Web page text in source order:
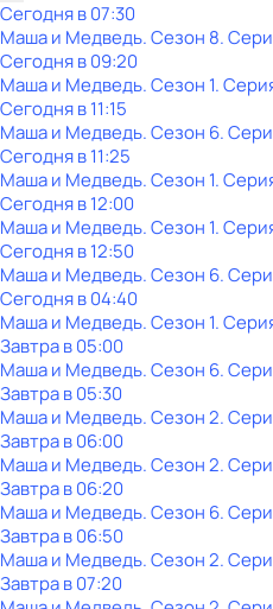
Сегодня в 07:30
Маша и Медведь. Сезон 8.
Сегодня в 09:20
Маша и Медведь. Сезон 1.
Сегодня в 11:15
Маша и Медведь. Сезон 6.
Сегодня в 11:25
Маша и Медведь. Сезон 1.
Сегодня в 12:00
Маша и Медведь. Сезон 1.
Сегодня в 12:50
Маша и Медведь. Сезон 6.
Сегодня в 04:40
Маша и Медведь. Сезон 1.
Завтра в 05:00
Маша и Медведь. Сезон 6.
Завтра в 05:30
Маша и Медведь. Сезон 2.
Завтра в 06:00
Маша и Медведь. Сезон 2.
Завтра в 06:20
Маша и Медведь. Сезон 6.
Завтра в 06:50
Маша и Медведь. Сезон 2.
Завтра в 07:20